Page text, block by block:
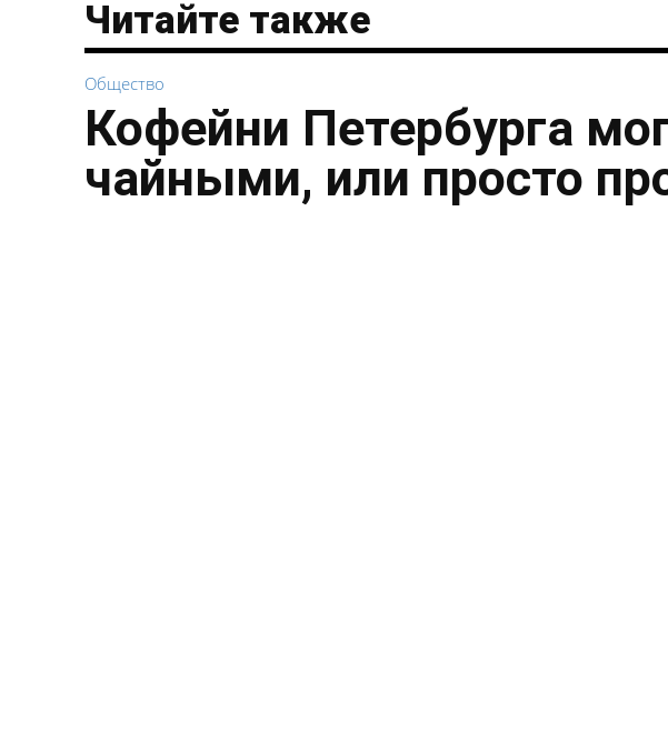
Читайте также
Общество
Кофейни Петербурга
чайными, или просто